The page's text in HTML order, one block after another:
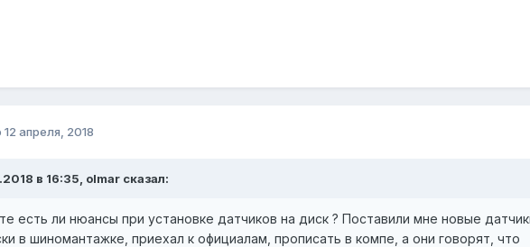
12 апреля, 2018
в 16:35, olmar сказал:
есть ли нюансы при установке датчиков на диск ? Поставили мне новые
в шиномантажке, приехал к официалам, прописать в компе, а они говорят, что